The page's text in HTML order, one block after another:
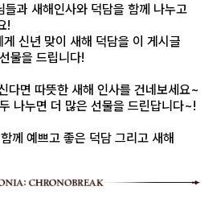
과 새해인사와 덕담을 함께 나누고
!
신년 맞이 새해 덕담을 이 게시글
물을 드립니다!
다면 따뜻한 새해 인사를 건네보세요~
나누면 더 많은 선물을 드린답니다~!
께 예쁘고 좋은 덕담 그리고 새해